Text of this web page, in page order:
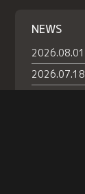
NEWS
2026.08.01
2026.07.18